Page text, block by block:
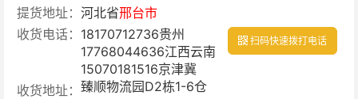
提货地址： 河北省邢台市
收货电话： 18170712736贵州
17768044636江西云南
15070181516京津冀
扫码快速拨打电话
收货地址： 臻顺物流园D2栋1-6仓